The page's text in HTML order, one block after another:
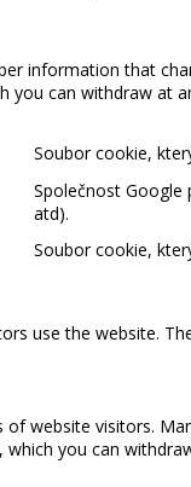
information that
you can withdraw at
Soubor cookie,
Společnost Google
atd).
Soubor cookie,
use the website.
website visitors.
you can